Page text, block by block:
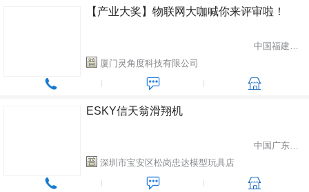
【产业大奖】物联网大咖喊你来评审啦！
中国福建省厦门市
厦门灵角度科技有限公司
ESKY信天翁滑翔机
中国广东省深圳市
深圳市宝安区松岗忠达模型玩具店